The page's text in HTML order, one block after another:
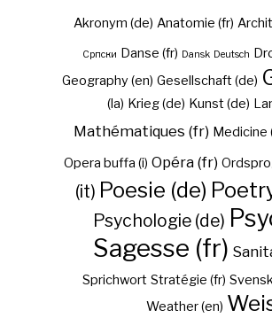
Akronym (de) Anatomie (fr)
Cрпски Danse (fr) Dansk Deutsch
Geography (en) Gesellschaft (de)
(la) Krieg (de) Kunst (de)
Mathématiques (fr) Medicine
Opera buffa (i) Opéra (fr)
(it) Poesie (de)
Psychologie (de)
Sagesse (fr)
Sprichwort Stratégie (fr)
Weather (en)